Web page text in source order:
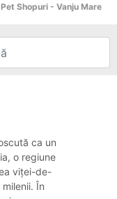
Shopuri - Vanju Mare
ca un
o regiune
viței-de-
În